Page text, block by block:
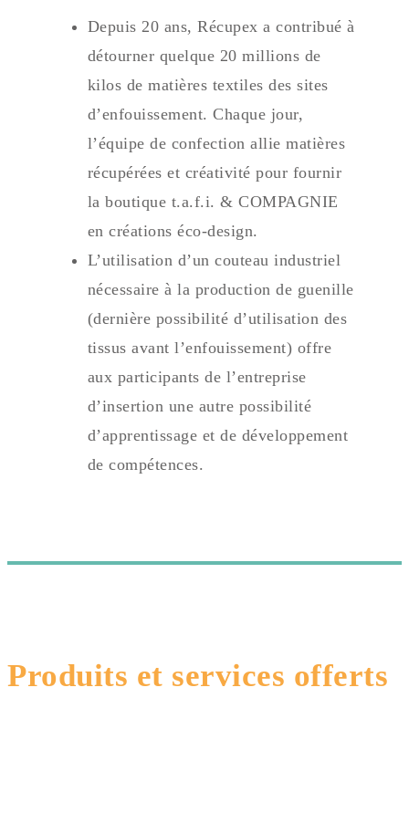
Depuis 20 ans, Récupex a contribué à
détourner quelque 20 millions de
kilos de matières textiles des sites
d’enfouissement. Chaque jour,
l’équipe de confection allie matières
récupérées et créativité pour fournir
la boutique t.a.f.i. & COMPAGNIE
en créations éco-design.
L’utilisation d’un couteau industriel
nécessaire à la production de guenille
(dernière possibilité d’utilisation des
tissus avant l’enfouissement) offre
aux participants de l’entreprise
d’insertion une autre possibilité
d’apprentissage et de développement
de compétences.
Produits et services offerts